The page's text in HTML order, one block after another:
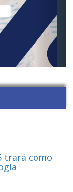
trará como